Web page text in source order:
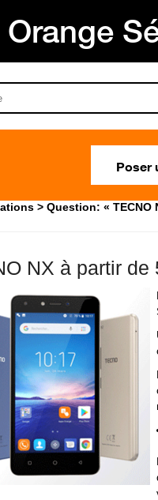
Poser
Question: « TECNO
NX à partir de